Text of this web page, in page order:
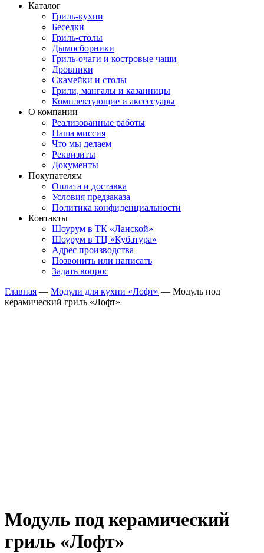
Каталог
Гриль-кухни
Беседки
Гриль-столы
Дымосборники
Гриль-очаги и костровые чаши
Дровники
Скамейки и столы
Грили, мангалы и казанницы
Комплектующие и аксессуары
О компании
Реализованные работы
Наша миссия
Что мы делаем
Реквизиты
Документы
Покупателям
Оплата и доставка
Условия предзаказа
Политика конфиденциальности
Контакты
Шоурум в ТК «Ланской»
Шоурум в ТЦ «Кубатура»
Адрес производства
Позвонить или написать
Задать вопрос
Главная — Модули для кухни «Лофт» — Модуль под
керамический гриль «Лофт»
Модуль под керамический
гриль «Лофт»